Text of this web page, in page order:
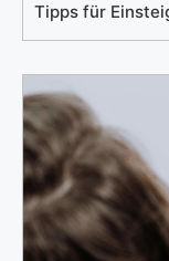
Tipps für